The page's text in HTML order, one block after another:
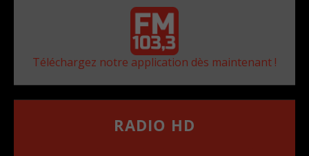
Téléchargez notre application dès maintenant !
RADIO HD